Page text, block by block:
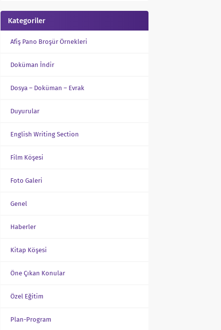
Kategoriler
Afiş Pano Broşür Örnekleri
Doküman İndir
Dosya – Doküman – Evrak
Duyurular
English Writing Section
Film Köşesi
Foto Galeri
Genel
Haberler
Kitap Köşesi
Öne Çıkan Konular
Özel Eğitim
Plan-Program